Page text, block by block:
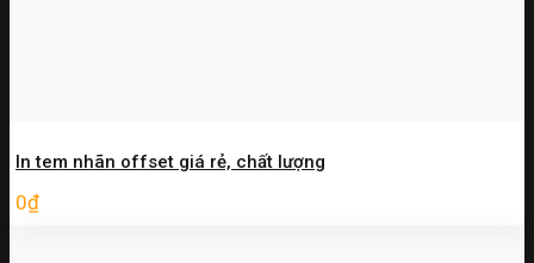
In tem nhãn offset giá rẻ, chất lượng
0₫